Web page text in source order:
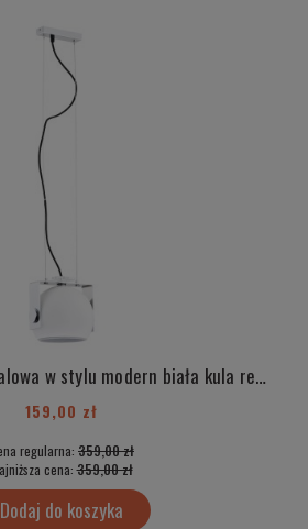
Lampa wisząca metalowa w stylu modern biała kula regulowana MALMO 3529
159,00 zł
regularna: 359,00 zł
cena:359,00 zł
Dodaj do koszyka